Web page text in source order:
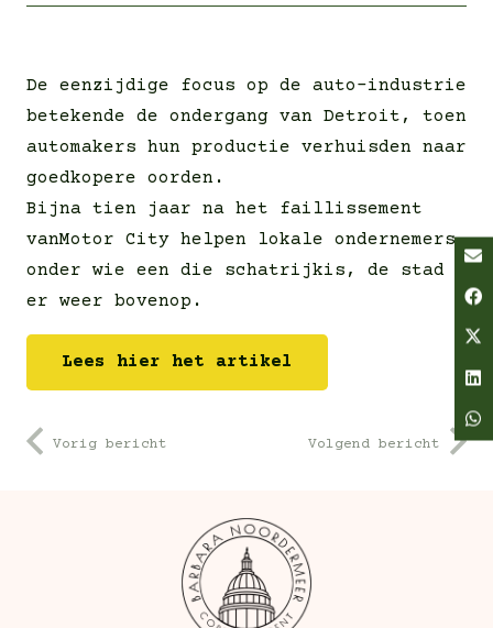
De eenzijdige focus op de auto-industrie
betekende de ondergang van Detroit, toen
automakers hun productie verhuisden naar
goedkopere oorden.
Bijna tien jaar na het faillissement
vanMotor City helpen lokale ondernemers,
onder wie een die schatrijkis, de stad
er weer bovenop.
Lees hier het artikel
Vorig bericht Volgend bericht